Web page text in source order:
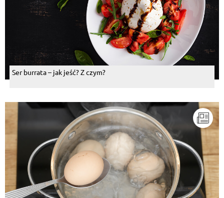
Ser burrata – jak jeść? Z czym?